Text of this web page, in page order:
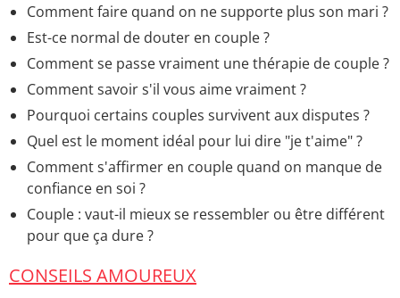
Comment faire quand on ne supporte plus son mari ?
Est-ce normal de douter en couple ?
Comment se passe vraiment une thérapie de couple ?
Comment savoir s'il vous aime vraiment ?
Pourquoi certains couples survivent aux disputes ?
Quel est le moment idéal pour lui dire "je t'aime" ?
Comment s'affirmer en couple quand on manque de
confiance en soi ?
Couple : vaut-il mieux se ressembler ou être différent
pour que ça dure ?
CONSEILS AMOUREUX